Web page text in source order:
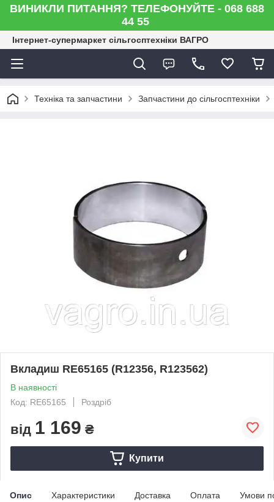
ВИНИКЛИ ПИТАННЯ? ТЕЛЕФОНУЙТЕ - 068 688
44 55
Інтернет-супермаркет сільгосптехніки ВАГРО
Техніка та запчастини Запчастини до сільгосптехніки
Вкладиш RE65165 (R12356, R123562)
В наявності
Код: RE65165
Роздріб
від 1 169 ₴
Купити
Опис Характеристики Доставка Оплата Умови